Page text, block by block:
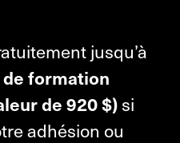
jusqu’à
formation
de 920 $) si
adhésion ou